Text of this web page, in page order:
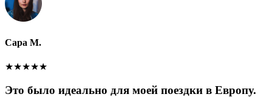
Сара М.
★★★★★
Это было идеально для моей поездки в Европу.